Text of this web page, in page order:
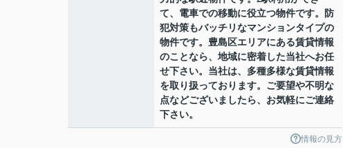
て、電車での移動に役立つ物件です。防
犯対策もバッチリなマンションタイプの
物件です。豊島区エリアにある賃貸情報
のことなら、地域に密着した当社へお任
せ下さい。当社は、多種多様な賃貸情報
を取り扱っております。ご要望や不明な
点などございましたら、お気軽にご連絡
下さい。
情報の見方